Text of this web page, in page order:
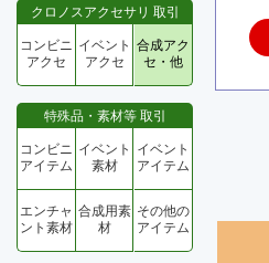
クロノスアクセサリ 取引
コンビニ
アクセ
イベント
アクセ
合成アク
セ・他
特殊品・素材等 取引
コンビニ
アイテム
イベント
素材
イベント
アイテム
エンチャ
ント素材
合成用素
材
その他の
アイテム